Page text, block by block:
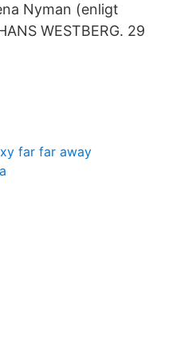
Nyman (enligt
WESTBERG. 29
far far away